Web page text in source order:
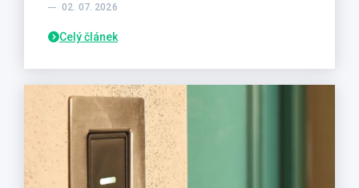
02. 07. 2026
Celý článek